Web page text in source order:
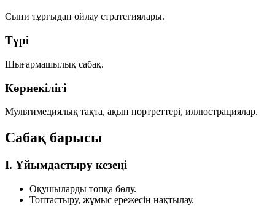
Сыни тұрғыдан ойлау стратегиялары.
Түрі
Шығармашылық сабақ.
Көрнекілігі
Мультимедиялық тақта, ақын портреттері, иллюстрациялар.
Сабақ барысы
I. Ұйымдастыру кезеңі
Оқушыларды топқа бөлу.
Топтастыру, жұмыс ережесін нақтылау.